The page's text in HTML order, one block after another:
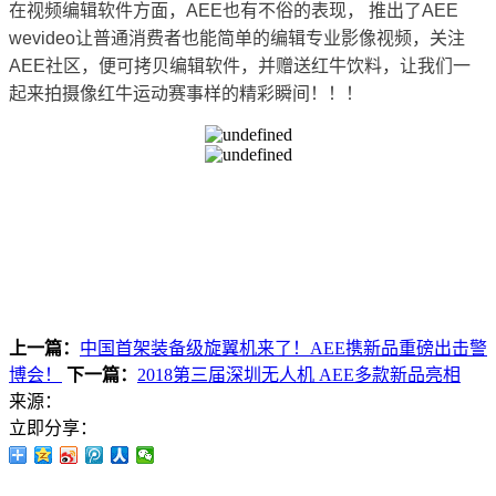
在视频编辑软件方面，AEE也有不俗的表现， 推出了AEE
wevideo让普通消费者也能简单的编辑专业影像视频，关注
AEE社区，便可拷贝编辑软件，并赠送红牛饮料，让我们一
起来拍摄像红牛运动赛事样的精彩瞬间！！！
上一篇： 中国首架装备级旋翼机来了！AEE携新品重磅出击警
博会！
下一篇： 2018第三届深圳无人机 AEE多款新品亮相
来源：
立即分享：